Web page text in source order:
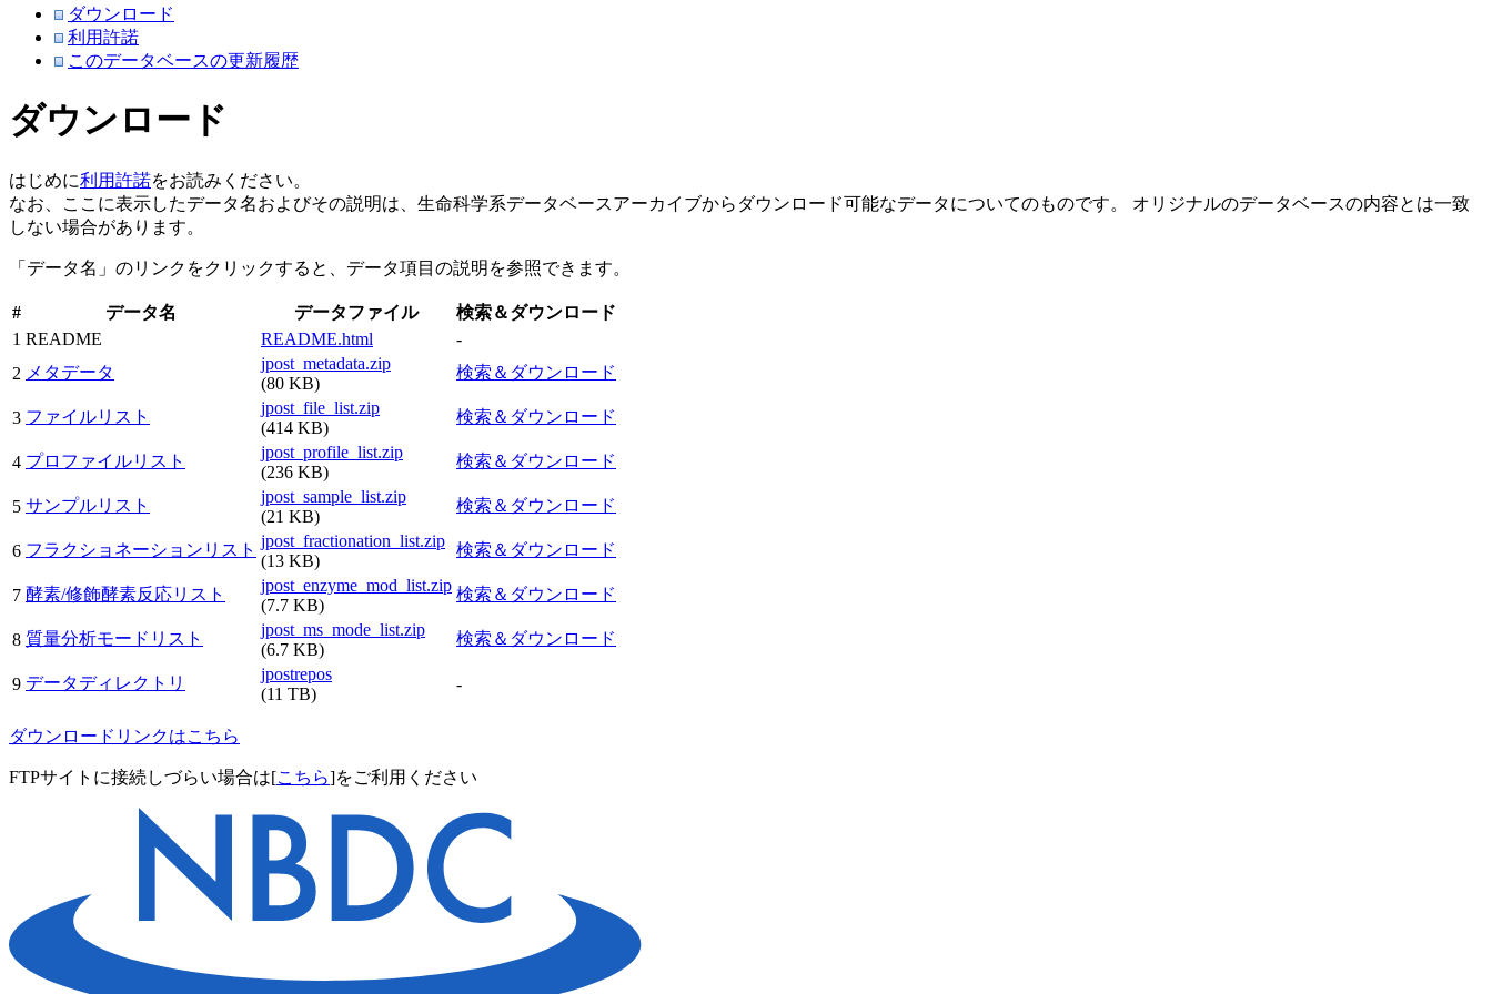
ダウンロード
利用許諾
このデータベースの更新履歴
ダウンロード
はじめに利用許諾をお読みください。
なお、ここに表示したデータ名およびその説明は、生命科学系データベースアーカイブからダウンロード可能なデータについてのものです。 オリジナルのデータベースの内容とは一致
しない場合があります。
「データ名」のリンクをクリックすると、データ項目の説明を参照できます。
# データ名 データファイル
検索＆ダウンロード
1 README README.html
-
2 メタデータ
jpost_metadata.zip
(80 KB)
検索＆ダウンロード
3 ファイルリスト
jpost_file_list.zip
(414 KB)
検索＆ダウンロード
4 プロファイルリスト
jpost_profile_list.zip
(236 KB)
検索＆ダウンロード
5 サンプルリスト
jpost_sample_list.zip
(21 KB)
検索＆ダウンロード
6 フラクショネーションリスト jpost_fractionation_list.zip
(13 KB)
検索＆ダウンロード
7 酵素/修飾酵素反応リスト
jpost_enzyme_mod_list.zip
(7.7 KB)
検索＆ダウンロード
8 質量分析モードリスト
jpost_ms_mode_list.zip
(6.7 KB)
検索＆ダウンロード
9 データディレクトリ
jpostrepos
(11 TB)
-
ダウンロードリンクはこちら
FTPサイトに接続しづらい場合は[こちら]をご利用ください